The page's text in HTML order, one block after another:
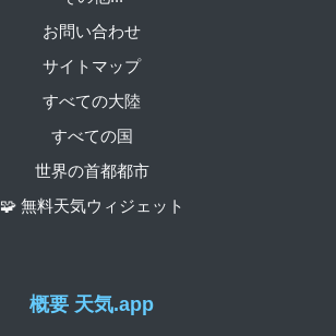
概要 天気.app
お問い合わせ
サイトマップ
すべての大陸
すべての国
世界の首都都市
🧩 無料天気ウィジェット